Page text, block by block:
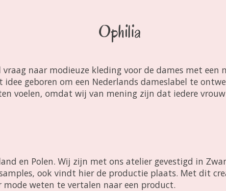
Ophilia
naar modieuze kleding voor de dames met
geboren om een Nederlands dameslabel te
voelen, omdat wij van mening zijn dat iedere
en Polen. Wij zijn met ons atelier gevestigd in
ook vindt hier de productie plaats. Met dit
weten te vertalen naar een product.